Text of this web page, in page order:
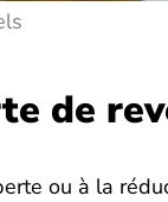
de
ou à la